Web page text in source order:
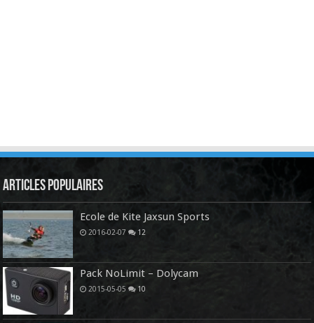
Articles Populaires
Ecole de Kite Jaxsun Sports
2016-02-07 12
Pack NoLimit – Dolycam
2015-05-05 10